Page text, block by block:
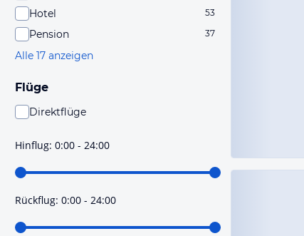
Hotel 53
Pension 37
Alle 17 anzeigen
Flüge
Direktflüge
hoher Wahrscheinlichkeit Direktflüge sind. Bitte
prüfe vor der Buchung noch einmal die Flugdetails.
Hinflug: 0:00 - 24:00
Rückflug: 0:00 - 24:00